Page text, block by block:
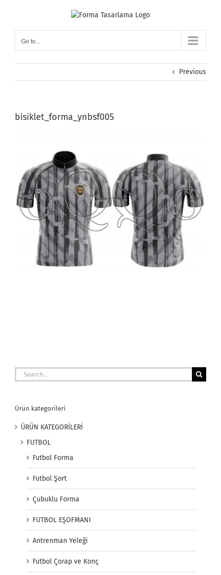
Go to...
Previous
bisiklet_forma_ynbsf005
Search
for:
Ürün kategorileri
ÜRÜN KATEGORİLERİ
FUTBOL
Futbol Forma
Futbol Şort
Çubuklu Forma
FUTBOL EŞOFMANI
Antrenman Yeleği
Futbol Çorap ve Konç